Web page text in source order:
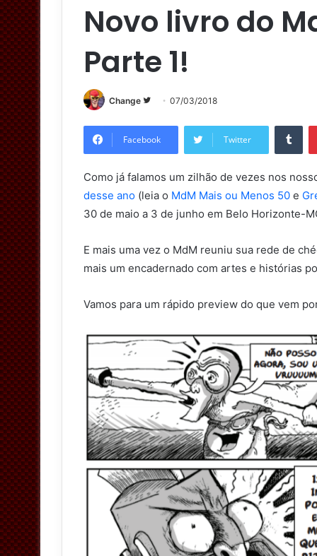
Novo livro do
Parte 1!
Change
T
w
t
t
r
07/03/2018
Facebook Twitter
Como já falamos um zilhão de vezes nos
desse ano (leia o MdM Mais ou Menos 50 e
30 de maio a 3 de junho em Belo Horizonte-
E mais uma vez o MdM reuniu sua rede de
mais um encadernado com artes e histórias
Vamos para um rápido preview do que vem